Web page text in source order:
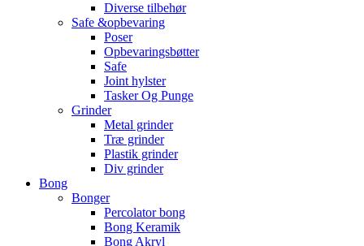
Diverse tilbehør
Safe &opbevaring
Poser
Opbevaringsbøtter
Safe
Joint hylster
Tasker Og Punge
Grinder
Metal grinder
Træ grinder
Plastik grinder
Div grinder
Bong
Bonger
Percolator bong
Bong Keramik
Bong Akryl